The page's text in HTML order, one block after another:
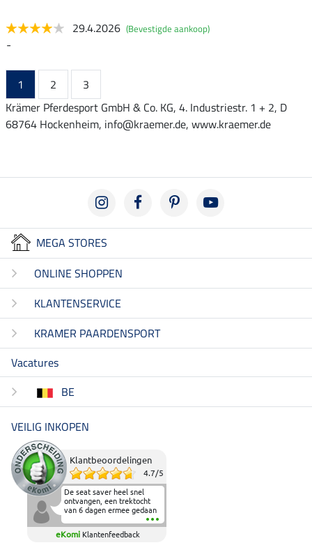
29.4.2026 (Bevestigde aankoop)
-
1 2
3
Krämer Pferdesport GmbH & Co. KG, 4. Industriestr. 1 + 2, D
68764 Hockenheim, info@kraemer.de, www.kraemer.de
MEGA STORES
ONLINE SHOPPEN
KLANTENSERVICE
KRAMER PAARDENSPORT
Vacatures
BE
VEILIG INKOPEN
Klantbeoordelingen
4.7/5
De seat saver heel snel
ontvangen, een trektocht
van 6 dagen ermee gedaan
en deze heeft de beproeving
fantastisch doorstaan.
Heerlijk zacht om op te
eKomi Klantenfeedback